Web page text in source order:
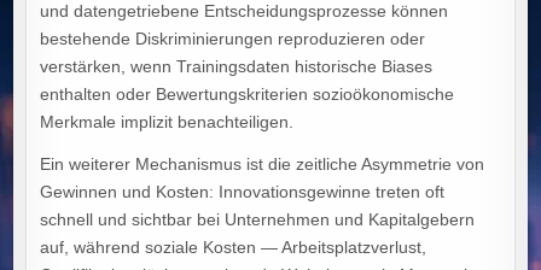
und datengetriebene Entscheidungsprozesse können
bestehende Diskriminierungen reproduzieren oder
verstärken, wenn Trainingsdaten historische Biases
enthalten oder Bewertungskriterien sozioökonomische
Merkmale implizit benachteiligen.
Ein weiterer Mechanismus ist die zeitliche Asymmetrie von
Gewinnen und Kosten: Innovationsgewinne treten oft
schnell und sichtbar bei Unternehmen und Kapitalgebern
auf, während soziale Kosten — Arbeitsplatzverlust,